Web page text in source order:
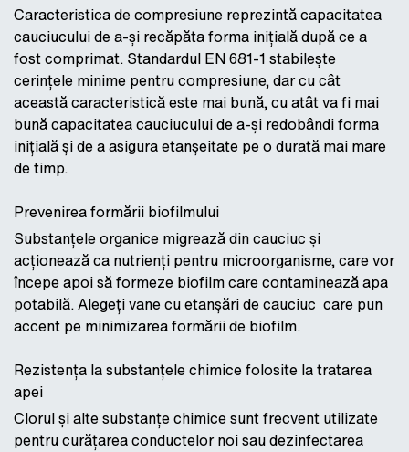
Caracteristica de compresiune reprezintă capacitatea
cauciucului de a-și recăpăta forma inițială după ce a
fost comprimat. Standardul EN 681-1 stabilește
cerințele minime pentru compresiune, dar cu cât
această caracteristică este mai bună, cu atât va fi mai
bună capacitatea cauciucului de a-și redobândi forma
inițială și de a asigura etanșeitate pe o durată mai mare
de timp.
Prevenirea formării biofilmului
Substanțele organice migrează din cauciuc și
acționează ca nutrienți pentru microorganisme, care vor
începe apoi să formeze biofilm care contaminează apa
potabilă. Alegeți vane cu etanșări de cauciuc care pun
accent pe minimizarea formării de biofilm.
Rezistența la substanțele chimice folosite la tratarea
apei
Clorul și alte substanțe chimice sunt frecvent utilizate
pentru curățarea conductelor noi sau dezinfectarea